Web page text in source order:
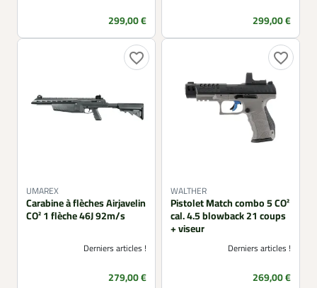
Prix
299,00 € Prix
299,00 €
favorite_border
UMAREX
Carabine à flèches Airjavelin
CO² 1 flèche 46J 92m/s
Derniers articles !
Prix
279,00 €
favorite_border
WALTHER
Pistolet Match combo 5 CO²
cal. 4.5 blowback 21 coups
+ viseur
Derniers articles !
Prix
269,00 €